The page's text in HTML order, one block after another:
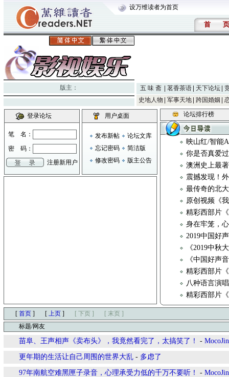
设万维读者为首页
首 页
版主： 五 味 斋 茗香茶语 天下论坛
史地人物
军事天地 跨国婚姻
登录论坛
笔 名：
密 码：
注册新用户
用户桌面
发布新帖
论坛文库
忘记密码
简洁版
修改密码
版主公告
论坛排行榜
映山红/智能
你是否真爱
澳洲史上最
震撼发现！
最传奇的北
原创视频《
精彩西部片
身在牢笼，
2019中国好
《2019中秋
《中国好声
精彩西部片
八种语言演
精彩西部片
[ 首页 ] [ 上页 ] [ 下页 ]
[ 末页 ]
标题/网友
苗阜、王声相声《卖布头》，我竟然看完了，太搞笑了！ -
更年期的生活让自己周围的世界大乱 - 多虑了
97年南航空难黑匣子录音，心理承受力低的千万不要听！ -